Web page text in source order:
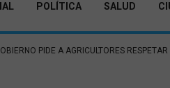
POLÍTICA SALUD
PIDE A AGRICULTORES